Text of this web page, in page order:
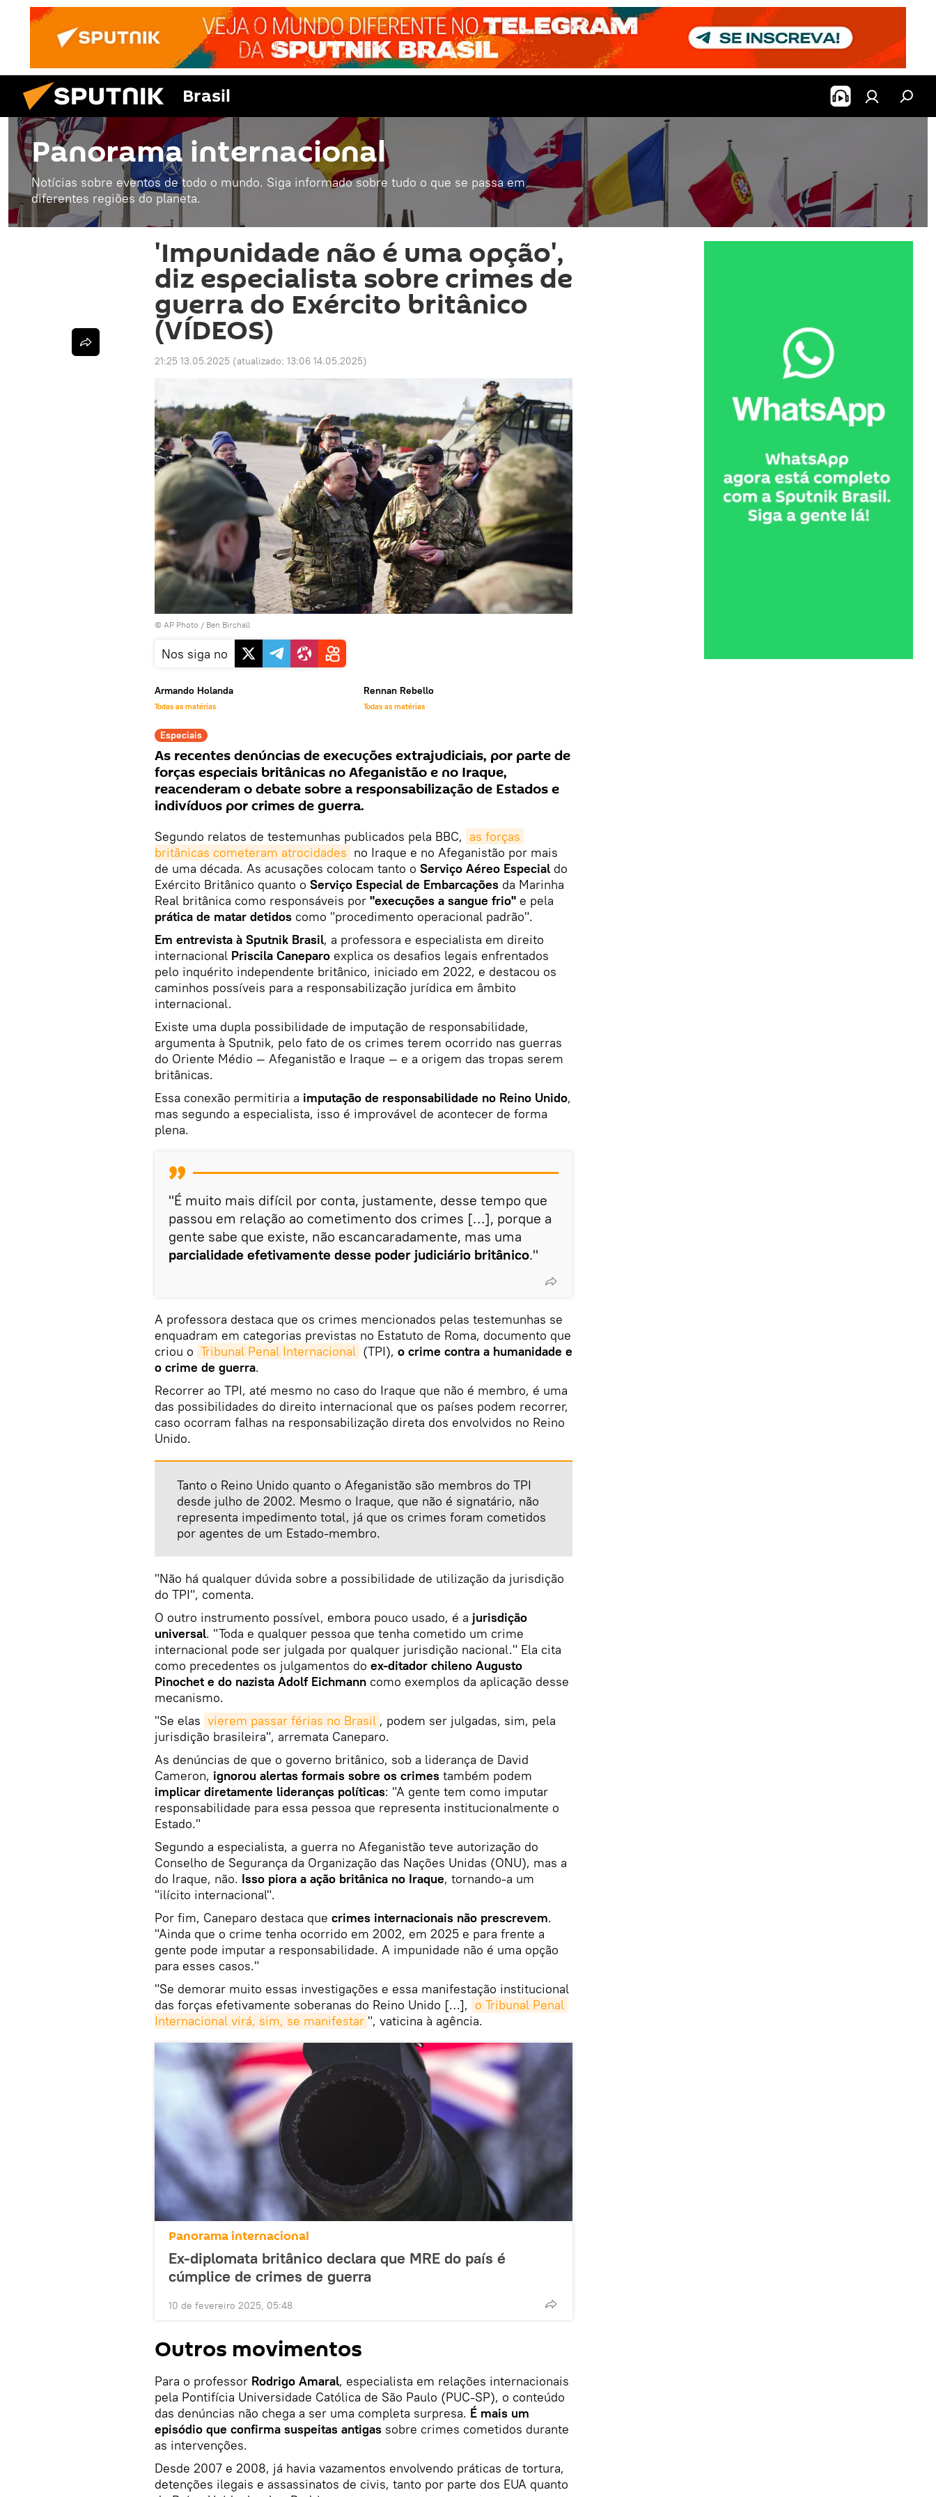
Brasil
Panorama internacional
Notícias sobre eventos de todo o mundo. Siga informado sobre tudo o que se passa em
diferentes regiões do planeta.
'Impunidade não é uma opção',
diz especialista sobre crimes de
guerra do Exército britânico
(VÍDEOS)
21:25 13.05.2025 (atualizado: 13:06 14.05.2025)
© AP Photo / Ben Birchall
Nos siga no
Armando Holanda
Todas as matérias
Rennan Rebello
Todas as matérias
Especiais
As recentes denúncias de execuções extrajudiciais, por parte de
forças especiais britânicas no Afeganistão e no Iraque,
reacenderam o debate sobre a responsabilização de Estados e
indivíduos por crimes de guerra.
Segundo relatos de testemunhas publicados pela BBC, as forças
britânicas cometeram atrocidades no Iraque e no Afeganistão por mais
de uma década. As acusações colocam tanto o Serviço Aéreo Especial do
Exército Britânico quanto o Serviço Especial de Embarcações da Marinha
Real britânica como responsáveis por "execuções a sangue frio" e pela
prática de matar detidos como "procedimento operacional padrão".
Em entrevista à Sputnik Brasil, a professora e especialista em direito
internacional Priscila Caneparo explica os desafios legais enfrentados
pelo inquérito independente britânico, iniciado em 2022, e destacou os
caminhos possíveis para a responsabilização jurídica em âmbito
internacional.
Existe uma dupla possibilidade de imputação de responsabilidade,
argumenta à Sputnik, pelo fato de os crimes terem ocorrido nas guerras
do Oriente Médio — Afeganistão e Iraque — e a origem das tropas serem
britânicas.
Essa conexão permitiria a imputação de responsabilidade no Reino Unido,
mas segundo a especialista, isso é improvável de acontecer de forma
plena.
"É muito mais difícil por conta, justamente, desse tempo que
passou em relação ao cometimento dos crimes […], porque a
gente sabe que existe, não escancaradamente, mas uma
parcialidade efetivamente desse poder judiciário britânico."
A professora destaca que os crimes mencionados pelas testemunhas se
enquadram em categorias previstas no Estatuto de Roma, documento que
criou o Tribunal Penal Internacional (TPI), o crime contra a humanidade e
o crime de guerra.
Recorrer ao TPI, até mesmo no caso do Iraque que não é membro, é uma
das possibilidades do direito internacional que os países podem recorrer,
caso ocorram falhas na responsabilização direta dos envolvidos no Reino
Unido.
Tanto o Reino Unido quanto o Afeganistão são membros do TPI
desde julho de 2002. Mesmo o Iraque, que não é signatário, não
representa impedimento total, já que os crimes foram cometidos
por agentes de um Estado-membro.
"Não há qualquer dúvida sobre a possibilidade de utilização da jurisdição
do TPI", comenta.
O outro instrumento possível, embora pouco usado, é a jurisdição
universal. "Toda e qualquer pessoa que tenha cometido um crime
internacional pode ser julgada por qualquer jurisdição nacional." Ela cita
como precedentes os julgamentos do ex-ditador chileno Augusto
Pinochet e do nazista Adolf Eichmann como exemplos da aplicação desse
mecanismo.
"Se elas vierem passar férias no Brasil , podem ser julgadas, sim, pela
jurisdição brasileira", arremata Caneparo.
As denúncias de que o governo britânico, sob a liderança de David
Cameron, ignorou alertas formais sobre os crimes também podem
implicar diretamente lideranças políticas: "A gente tem como imputar
responsabilidade para essa pessoa que representa institucionalmente o
Estado."
Segundo a especialista, a guerra no Afeganistão teve autorização do
Conselho de Segurança da Organização das Nações Unidas (ONU), mas a
do Iraque, não. Isso piora a ação britânica no Iraque, tornando-a um
"ilícito internacional".
Por fim, Caneparo destaca que crimes internacionais não prescrevem.
"Ainda que o crime tenha ocorrido em 2002, em 2025 e para frente a
gente pode imputar a responsabilidade. A impunidade não é uma opção
para esses casos."
"Se demorar muito essas investigações e essa manifestação institucional
das forças efetivamente soberanas do Reino Unido […], o Tribunal Penal
Internacional virá, sim, se manifestar ", vaticina à agência.
Panorama internacional
Ex-diplomata britânico declara que MRE do país é
cúmplice de crimes de guerra
10 de fevereiro 2025, 05:48
Outros movimentos
Para o professor Rodrigo Amaral, especialista em relações internacionais
pela Pontifícia Universidade Católica de São Paulo (PUC-SP), o conteúdo
das denúncias não chega a ser uma completa surpresa. É mais um
episódio que confirma suspeitas antigas sobre crimes cometidos durante
as intervenções.
Desde 2007 e 2008, já havia vazamentos envolvendo práticas de tortura,
detenções ilegais e assassinatos de civis, tanto por parte dos EUA quanto